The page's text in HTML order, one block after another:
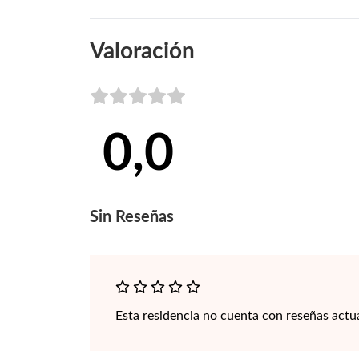
Valoración
0,0
Sin Reseñas
Esta residencia no cuenta con reseñas